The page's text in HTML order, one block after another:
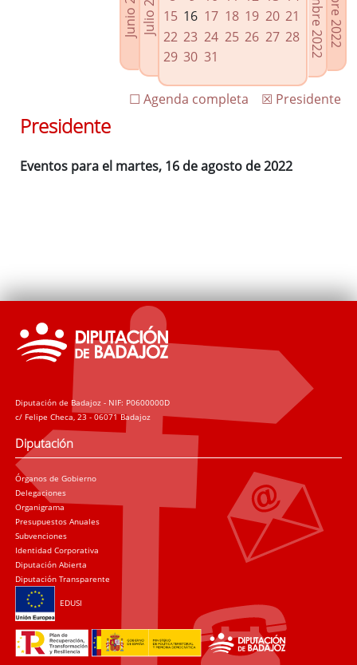
Agenda de Presidencia
Plenos provinciales y Juntas de gobierno
Oficina de Proyectos Europeos
15 16 17 18 19 20 21
22 23 24 25 26 27 28
29 30 31
☒ Presidente
☐ Agenda completa
Presidente
Eventos para el martes, 16 de agosto de 2022
Diputación de Badajoz - NIF: P0600000D
c/ Felipe Checa, 23 - 06071 Badajoz
Diputación
Órganos de Gobierno
Delegaciones
Organigrama
Presupuestos Anuales
Subvenciones
Identidad Corporativa
Diputación Abierta
Diputación Transparente
EDUSI